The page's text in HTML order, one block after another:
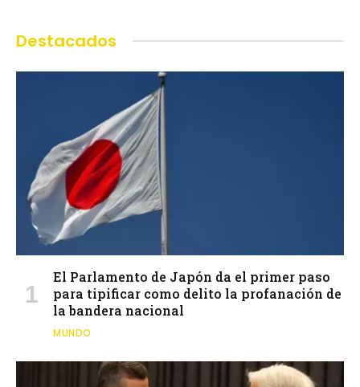
Destacados
El Parlamento de Japón da el primer paso
para tipificar como delito la profanación de
la bandera nacional
MUNDO